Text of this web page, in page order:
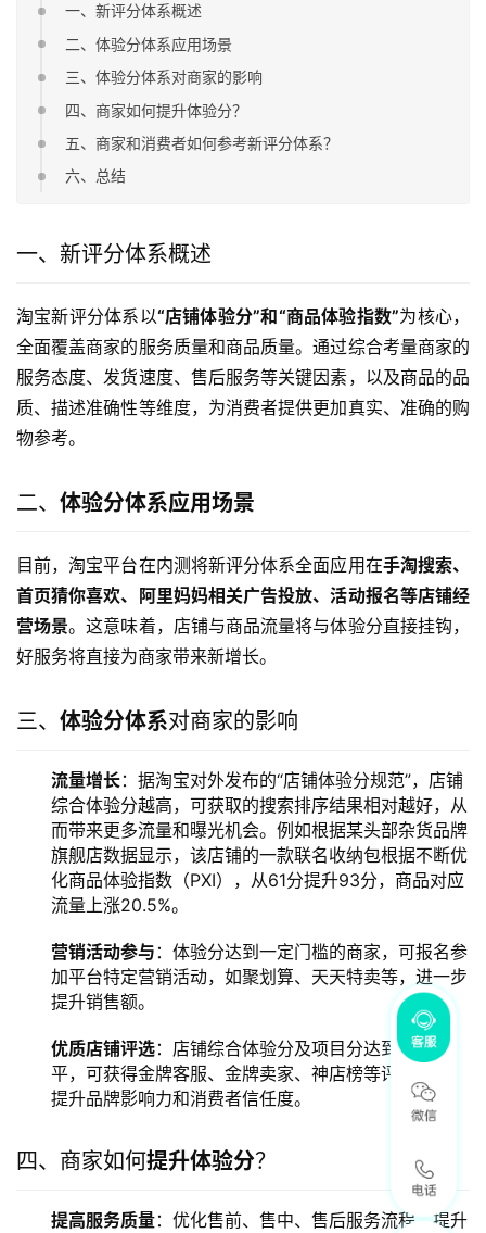
一、新评分体系概述
二、体验分体系应用场景
三、体验分体系对商家的影响
四、商家如何提升体验分？
五、商家和消费者如何参考新评分体系？
六、总结
一、新评分体系概述
淘宝新评分体系以“店铺体验分”和“商品体验指数”为核心，
全面覆盖商家的服务质量和商品质量。通过综合考量商家的
服务态度、发货速度、售后服务等关键因素，以及商品的品
质、描述准确性等维度，为消费者提供更加真实、准确的购
物参考。
二、 体验分体系应用场景
目前，淘宝平台在内测将新评分体系全面应用在手淘搜索、
首页猜你喜欢、阿里妈妈相关广告投放、活动报名等店铺经
营场景。这意味着，店铺与商品流量将与体验分直接挂钩，
好服务将直接为商家带来新增长。
三、 体验分体系对商家的影响
流量增长：据淘宝对外发布的“店铺体验分规范”，店铺
综合体验分越高，可获取的搜索排序结果相对越好，从
而带来更多流量和曝光机会。例如根据某头部杂货品牌
旗舰店数据显示，该店铺的一款联名收纳包根据不断优
化商品体验指数（PXI），从61分提升93分，商品对应
流量上涨20.5%。
营销活动参与 ：体验分达到一定门槛的商家，可报名参
加平台特定营销活动，如聚划算、天天特卖等，进一步
提升销售额。
优质店铺评选：店铺综合体验分及项目分达到一定水
平，可获得金牌客服、金牌卖家、神店榜等评选资格，
提升品牌影响力和消费者信任度。
四、商家如何提升体验分？
提高服务质量：优化售前、售中、售后服务流程，提升